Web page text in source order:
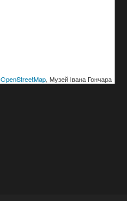
OpenStreetMap, Музей Івана Гончара